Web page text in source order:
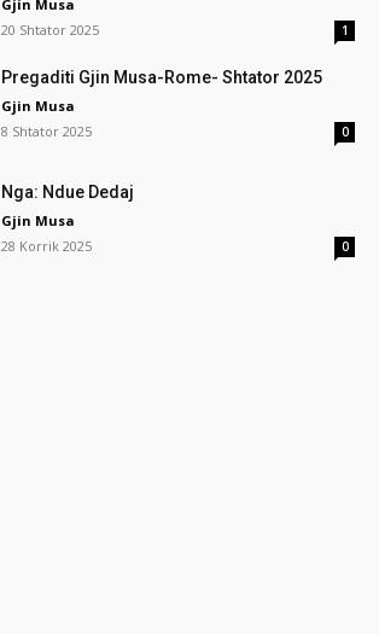
Gjin Musa
20 Shtator 2025
1
Pregaditi Gjin Musa-Rome- Shtator 2025
Gjin Musa
8 Shtator 2025
0
Nga: Ndue Dedaj
Gjin Musa
28 Korrik 2025
0